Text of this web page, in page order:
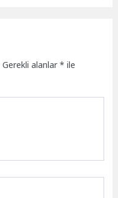
Gerekli alanlar* ile